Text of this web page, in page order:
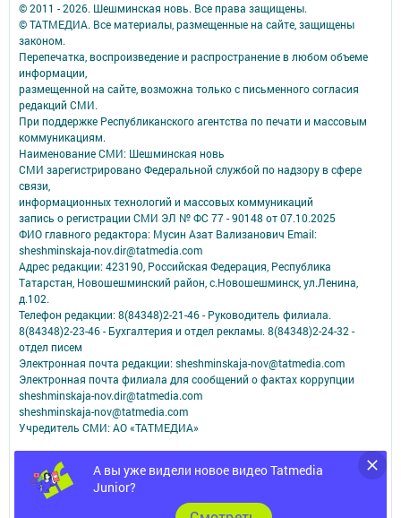
А вы уже видели новое видео Tatmedia
Junior?
© 2011 - 2026. Шешминская новь. Все права защищены.
© ТАТМЕДИА. Все материалы, размещенные на сайте, защищены
законом.
Перепечатка, воспроизведение и распространение в любом объеме
информации,
размещенной на сайте, возможна только с письменного согласия
редакций СМИ.
При поддержке Республиканского агентства по печати и массовым
коммуникациям.
Наименование СМИ: Шешминская новь
СМИ зарегистрировано Федеральной службой по надзору в сфере
связи,
информационных технологий и массовых коммуникаций
запись о регистрации СМИ ЭЛ № ФС 77 - 90148 от 07.10.2025
ФИО главного редактора: Мусин Азат Вализанович Email:
sheshminskaja-nov.dir@tatmedia.com
Адрес редакции: 423190, Российская Федерация, Республика
Татарстан, Новошешминский район, с.Новошешминск, ул.Ленина,
д.102.
Телефон редакции: 8(84348)2-21-46 - Руководитель филиала.
8(84348)2-23-46 - Бухгалтерия и отдел рекламы. 8(84348)2-24-32 -
отдел писем
Электронная почта редакции: sheshminskaja-nov@tatmedia.com
Электронная почта филиала для сообщений о фактах коррупции
sheshminskaja-nov.dir@tatmedia.com
sheshminskaja-nov@tatmedia.com
Учредитель СМИ: АО «ТАТМЕДИА»
Антикоррупционная политика
АО «ТАТМЕДИА» использует «cookie»для персонализации сервисов и
удобства пользователей сайтом.
Использование «cookie» можно отменить в настройках браузера.